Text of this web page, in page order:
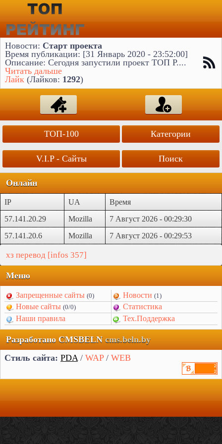
Новости: Старт проекта
Время публикации: [31 Январь 2020 - 23:52:00]
Описание: Сегодня запустили проект ТОП Р....
Читать дальше
Лайк (Лайков: 1292)
ТОП-100
V.I.P - Сайты
Категории
Поиск
Онлайн
IP UA
Время
57.141.20.29
Mozilla
7 Август 2026 - 00:29:30
57.141.20.6
Mozilla 7 Август 2026 - 00:29:53
хз перевод [infos 357]
Меню
Запрещенные сайты (0) Новости (1)
Новые сайты (0/0)
Статистика
Наши правила
Тех.Поддержка
Разработано CMSBELN cms.beln.by
Стиль сайта: PDA/ WAP/ WEB